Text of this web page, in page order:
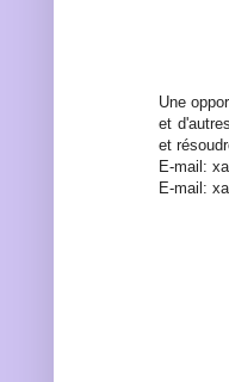
Une
et
et
E-mail:
E-mail: